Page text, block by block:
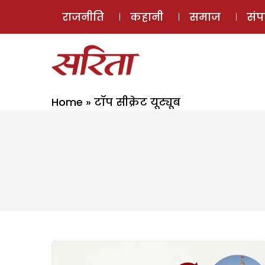
राजनीति कहानी समाज
Home » टॉप सीक्रेट यूट्यूब